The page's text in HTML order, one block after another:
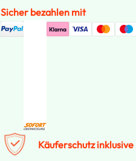
Sicher bezahlen mit
Käuferschutz inklusive